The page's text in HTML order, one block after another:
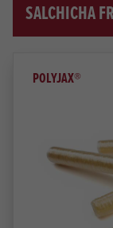
SALCHICHA
POLYJAX®